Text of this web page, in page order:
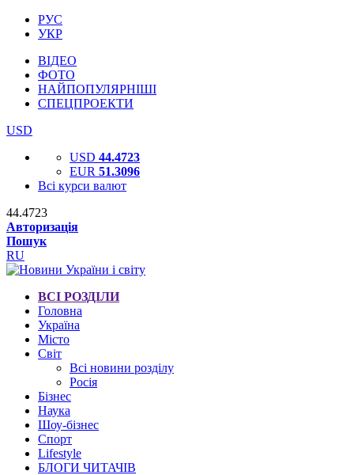
РУС
УКР
ВІДЕО
ФОТО
НАЙПОПУЛЯРНІШІ
СПЕЦПРОЕКТИ
USD
USD 44.4723
EUR 51.3096
Всі курси валют
44.4723
Авторизація
Пошук
RU
ВСІ РОЗДІЛИ
Головна
Україна
Місто
Світ
Всі новини розділу
Росія
Бізнес
Наука
Шоу-бізнес
Спорт
Lifestyle
БЛОГИ ЧИТАЧІВ